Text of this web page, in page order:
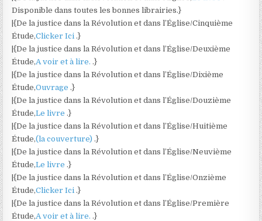
Disponible dans toutes les bonnes librairies.}
|{De la justice dans la Révolution et dans l’Église/Cinquième
Étude,Clicker Ici.}
|{De la justice dans la Révolution et dans l’Église/Deuxième
Étude,A voir et à lire..}
|{De la justice dans la Révolution et dans l’Église/Dixième
Étude,Ouvrage.}
|{De la justice dans la Révolution et dans l’Église/Douzième
Étude,Le livre.}
|{De la justice dans la Révolution et dans l’Église/Huitième
Étude,(la couverture).}
|{De la justice dans la Révolution et dans l’Église/Neuvième
Étude,Le livre.}
|{De la justice dans la Révolution et dans l’Église/Onzième
Étude,Clicker Ici.}
|{De la justice dans la Révolution et dans l’Église/Première
Étude,A voir et à lire..}